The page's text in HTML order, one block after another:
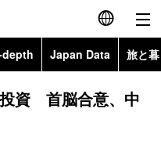
English
简体字
Japan Data 旅と
Topics
資 首脳合意、中